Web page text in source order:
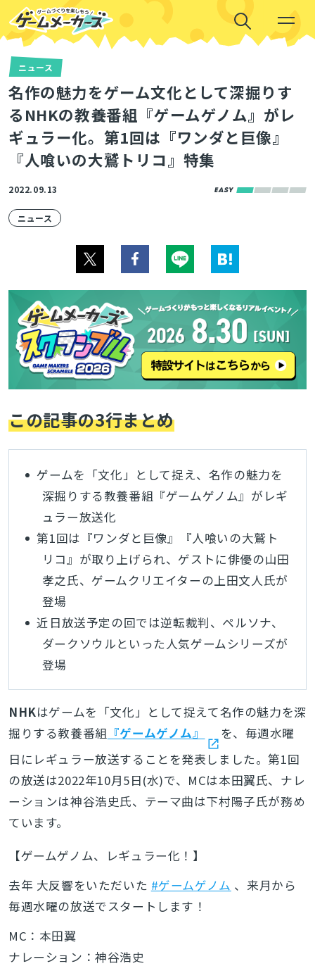
ニュース
名作の魅力をゲーム文化として深掘りす
るNHKの教養番組『ゲームゲノム』がレ
ギュラー化。第1回は『ワンダと巨像』
『人喰いの大鷲トリコ』特集
2022.09.13
ニュース
この記事の3行まとめ
ゲームを「文化」として捉え、名作の魅力を
深掘りする教養番組『ゲームゲノム』がレギ
ュラー放送化
第1回は『ワンダと巨像』『人喰いの大鷲ト
リコ』が取り上げられ、ゲストに俳優の山田
孝之氏、ゲームクリエイターの上田文人氏が
登場
近日放送予定の回では逆転裁判、ペルソナ、
ダークソウルといった人気ゲームシリーズが
登場
NHKはゲームを「文化」として捉えて名作の魅力を深
掘りする教養番組 『ゲームゲノム』
を、毎週水曜
日にレギュラー放送することを発表しました。第1回
の放送は2022年10月5日(水)で、MCは本田翼氏、ナレ
ーションは神谷浩史氏、テーマ曲は下村陽子氏が務め
ています。
【ゲームゲノム、レギュラー化！】
去年 大反響をいただいた #ゲームゲノム 、来月から
毎週水曜の放送でスタートします！
MC：本田翼
ナレーション：神谷浩史